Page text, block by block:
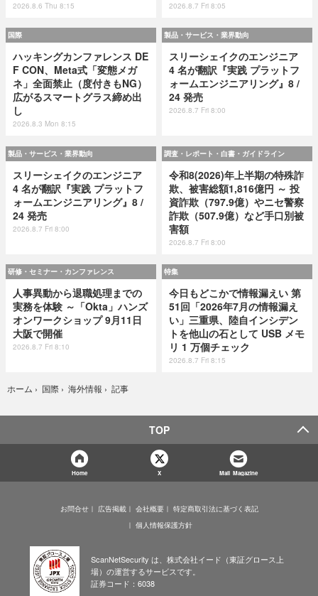
2026.8.6 Thu 8:15 2026.8.7 Fri 8:05
国際
ハッキングカンファレンス DE
F CON、Meta式「変態メガ
ネ」全面禁止（度付きもNG）
広がるスマートグラス締め出
し
2026.8.3 Mon 8:15
製品・サービス・業界動向
スリーシェイクのエンジニア
4 名が翻訳『実践 プラットフ
ォームエンジニアリング』8 /
24 発売
2026.8.7 Fri 8:00
製品・サービス・業界動向
スリーシェイクのエンジニア
4 名が翻訳『実践 プラットフ
ォームエンジニアリング』8 /
24 発売
2026.8.7 Fri 8:00
調査・レポート・白書・ガイドライン
令和8(2026)年上半期の特殊詐
欺、被害総額1,816億円 ～ 投
資詐欺（797.9億）やニセ警察
詐欺（507.9億）など手口別被
害額
2026.8.7 Fri 8:00
研修・セミナー・カンファレンス
人事異動から退職処理までの
実務を体験 ～「Okta」ハンズ
オンワークショップ 9月11日
大阪で開催
2026.8.7 Fri 8:10
特集
今日もどこかで情報漏えい 第
51回「2026年7月の情報漏え
い」三重県、陸自インシデン
トを他山の石として USB メモ
リ 1 万個チェック
2026.8.7 Fri 8:15
ホーム › 国際 › 海外情報 › 記事
TOP
Home X Mail Magazine
お問合せ 広告掲載 会社概要
特定商取引法に基づく表記
個人情報保護方針
ScanNetSecurity は、株式会社イード（東証グロース上
場）の運営するサービスです。
証券コード：6038